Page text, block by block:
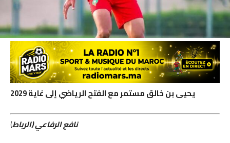
يحيى بن خالق مستمر مع الفتح الرياضي إلى غاية 2029
نافع الرفاعي (الرباط)